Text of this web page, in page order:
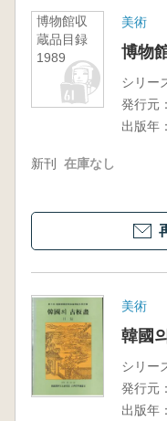
博物館収
蔵品目録
1989
美術
博物
シリー
発行元：
出版年：
新刊 在庫なし
美術
韓國
シリー
発行元：
出版年：